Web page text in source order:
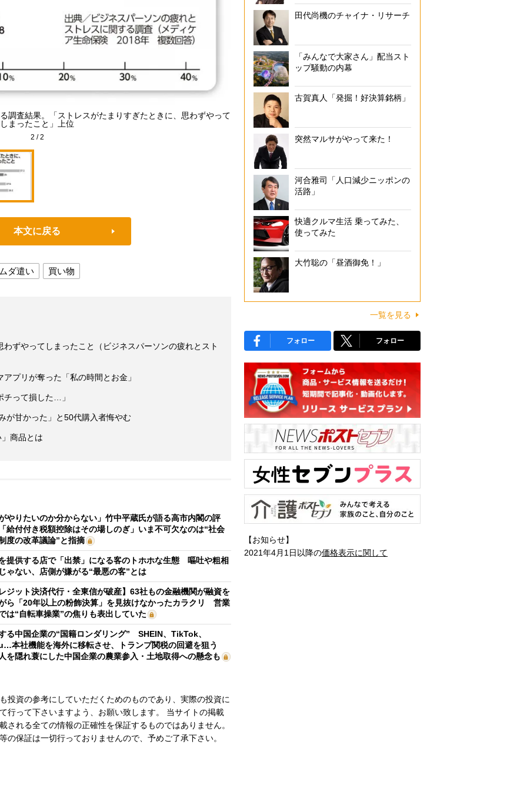
調査結果。「ストレスがたまりすぎたときに、思わずやって
しまったこと」上位
2 /2
本文に戻る
ダ遣い 買い物
ずやってしまったこと（ビジネスパーソンの疲れとスト
プリが奪った「私の時間とお金」
チって損した…」
が甘かった」と50代購入者悔やむ
商品とは
やりたいのか分からない」竹中平蔵氏が語る高市内閣の評
付付き税額控除はその場しのぎ」いま不可欠なのは“社会
度の改革議論”と指摘
提供する店で「出禁」になる客のトホホな生態 嘔吐や粗相
ゃない、店側が嫌がる“最悪の客”とは
ジット決済代行・全東信が破産】63社もの金融機関が融資を
ら「20年以上の粉飾決算」を見抜けなかったカラクリ 営業
は“自転車操業”の焦りも表出していた
る中国企業の“国籍ロンダリング” SHEIN、TikTok、
本社機能を海外に移転させ、トランプ関税の回避を狙う
を隠れ蓑にした中国企業の農業参入・土地取得への懸念も
投資の参考にしていただくためのものであり、実際の投資に
行って下さいますよう、お願い致します。 当サイトの掲載
される全ての情報の正確性を保証するものではありません。
の保証は一切行っておりませんので、予めご了承下さい。
田代尚機のチャイナ・リサーチ
「みんなで大家さん」配当スト
ップ騒動の内幕
古賀真人「発掘！好決算銘柄」
突然マルサがやって来た！
河合雅司「人口減少ニッポンの
活路」
快適クルマ生活 乗ってみた、
使ってみた
大竹聡の「昼酒御免！」
一覧を見る
フォロー フォロー
【お知らせ】
2021年4月1日以降の価格表示に関して